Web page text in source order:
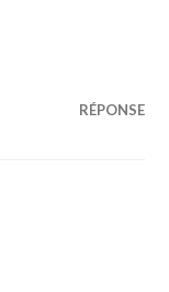
RÉPONSE